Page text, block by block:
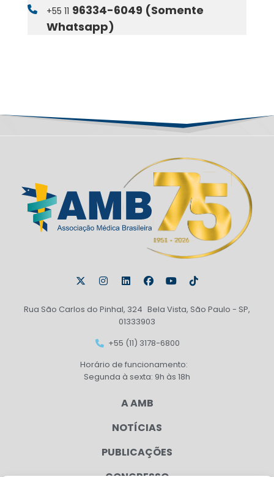
+55 11 96334-6049 (Somente
Whatsapp)
Rua São Carlos do Pinhal, 324 Bela Vista, São Paulo - SP,
01333903
+55 (11) 3178-6800
Horário de funcionamento:
Segunda à sexta: 9h às 18h
A AMB
NOTÍCIAS
PUBLICAÇÕES